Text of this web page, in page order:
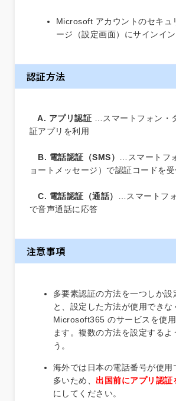
Microsoft アカウントのセキュ
ージ（設定画面）にサインイ
認証方法
A. アプリ認証 …スマートフォン・
証アプリを利用
B. 電話認証（SMS）
…スマートフ
ョートメッセージ）で認証コードを
C. 電話認証（通話）
…スマートフ
で音声通話に応答
注意事項
多要素認証の方法を一つしか設
と、設定した方法が使用できな
Microsoft365 のサービスを使
ます。複数の方法を設定するよ
う。
海外では日本の電話番号が使用
多いため、 出国前にアプリ認証
にしてください。